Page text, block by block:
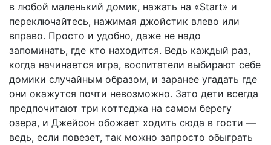
в любой маленький домик, нажать на «Start» и
переключайтесь, нажимая джойстик влево или
вправо. Просто и удобно, даже не надо
запоминать, где кто находится. Ведь каждый раз,
когда начинается игра, воспитатели выбирают себе
домики случайным образом, и заранее угадать где
они окажутся почти невозможно. Зато дети всегда
предпочитают три коттеджа на самом берегу
озера, и Джейсон обожает ходить сюда в гости —
ведь, если повезет, так можно запросто обыграть